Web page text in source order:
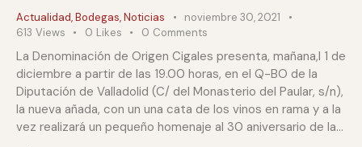
Actualidad,Bodegas,Noticias
noviembre 30, 2021
613 Views 0 Likes 0 Comments
La Denominación de Origen Cigales presenta, mañana,l 1 de
diciembre a partir de las 19.00 horas, en el Q-BO de la
Diputación de Valladolid (C/ del Monasterio del Paular, s/n),
la nueva añada, con un una cata de los vinos en rama y a la
vez realizará un pequeño homenaje al 30 aniversario de la…